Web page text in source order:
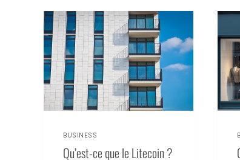
BUSINESS
Qu’est-ce que le Litecoin ?